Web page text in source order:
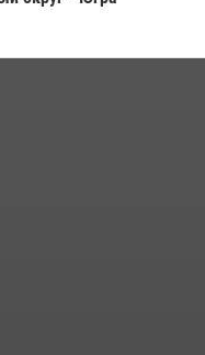
почтили память